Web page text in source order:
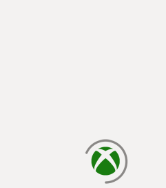
cargando